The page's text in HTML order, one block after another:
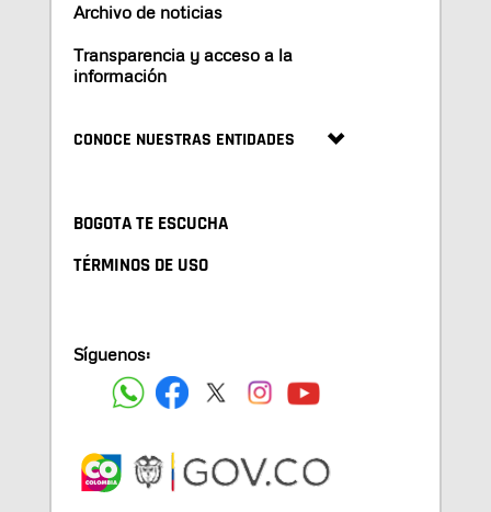
Archivo de noticias
Transparencia y acceso a la
información
CONOCE NUESTRAS ENTIDADES
BOGOTA TE ESCUCHA
TÉRMINOS DE USO
Síguenos: